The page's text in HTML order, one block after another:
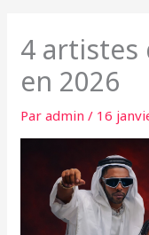
4 artistes
en 2026
Paradmin/ 16